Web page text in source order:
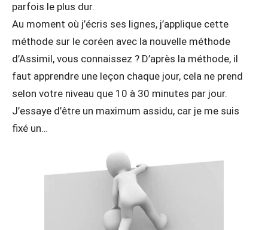
parfois le plus dur.
Au moment où j’écris ses lignes, j’applique cette
méthode sur le coréen avec la nouvelle méthode
d’Assimil, vous connaissez ? D’après la méthode, il
faut apprendre une leçon chaque jour, cela ne prend
selon votre niveau que 10 à 30 minutes par jour.
J’essaye d’être un maximum assidu, car je me suis
fixé un…